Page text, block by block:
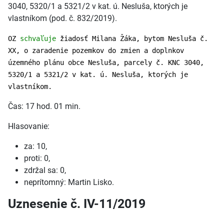
3040, 5320/1 a 5321/2 v kat. ú. Nesluša, ktorých je
vlastníkom (pod. č. 832/2019).
OZ schvaľuje žiadosť Milana Žáka, bytom Nesluša č.
XX, o zaradenie pozemkov do zmien a doplnkov
územného plánu obce Nesluša, parcely č. KNC 3040,
5320/1 a 5321/2 v kat. ú. Nesluša, ktorých je
vlastníkom.
Čas: 17 hod. 01 min.
Hlasovanie:
za: 10,
proti: 0,
zdržal sa: 0,
neprítomný: Martin Lisko.
Uznesenie č. IV-11/2019